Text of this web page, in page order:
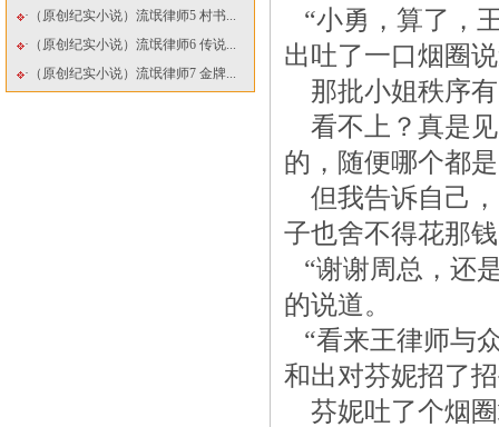
·（原创纪实小说）流氓律师5 村书...
·（原创纪实小说）流氓律师6 传说...
·（原创纪实小说）流氓律师7 金牌...
“小勇，算了，
出吐了一口烟圈
那批小姐秩序
看不上？真是见
的，随便哪个都
但我告诉自己，
子也舍不得花那
“谢谢周总，还
的说道。
“看来王律师与
和出对芬妮招了
芬妮吐了个烟圈